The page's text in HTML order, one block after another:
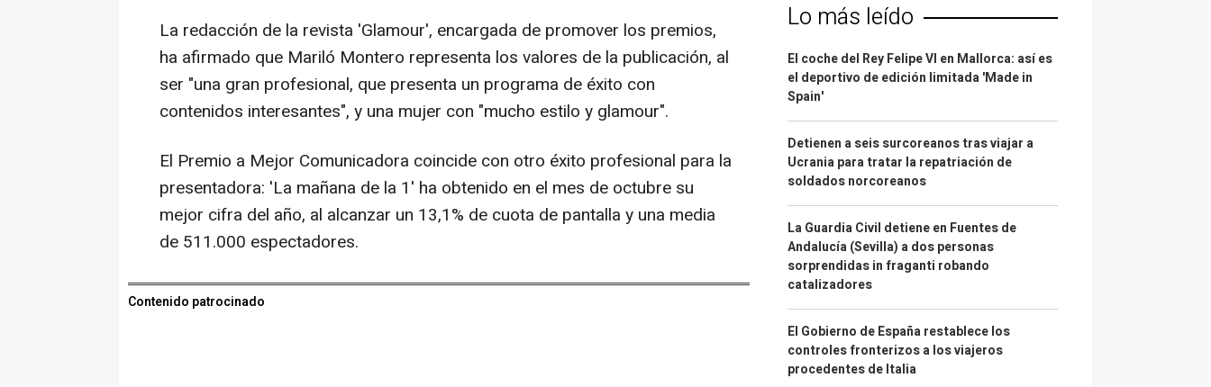
La redacción de la revista 'Glamour', encargada de promover los premios,
ha afirmado que Mariló Montero representa los valores de la publicación, al
ser "una gran profesional, que presenta un programa de éxito con
contenidos interesantes", y una mujer con "mucho estilo y glamour".
El Premio a Mejor Comunicadora coincide con otro éxito profesional para la
presentadora: 'La mañana de la 1' ha obtenido en el mes de octubre su
mejor cifra del año, al alcanzar un 13,1% de cuota de pantalla y una media
de 511.000 espectadores.
Contenido patrocinado
Lo más leído
El coche del Rey Felipe VI en Mallorca: así es
el deportivo de edición limitada 'Made in
Spain'
Detienen a seis surcoreanos tras viajar a
Ucrania para tratar la repatriación de
soldados norcoreanos
La Guardia Civil detiene en Fuentes de
Andalucía (Sevilla) a dos personas
sorprendidas in fraganti robando
catalizadores
El Gobierno de España restablece los
controles fronterizos a los viajeros
procedentes de Italia